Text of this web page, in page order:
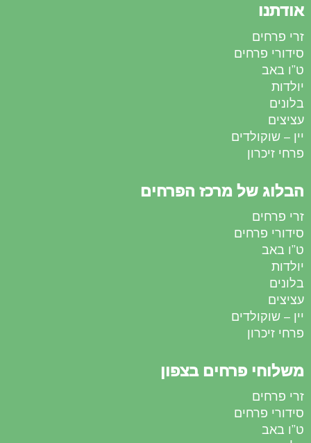
אודתנו
זרי פרחים
סידורי פרחים
ט”ו באב
יולדות
בלונים
עציצים
יין – שוקולדים
פרחי זיכרון
הבלוג של מרכז הפרחים
זרי פרחים
סידורי פרחים
ט”ו באב
יולדות
בלונים
עציצים
יין – שוקולדים
פרחי זיכרון
משלוחי פרחים בצפון
זרי פרחים
סידורי פרחים
ט”ו באב